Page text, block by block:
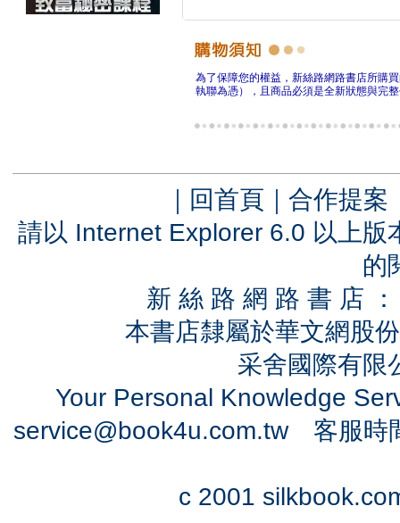
為了保障您的權益，新絲路網路書店所購
執聯為憑），且商品必須是全新狀態與完
｜ 回首頁 ｜ 合作提案
請以 Internet Explorer 6.0 以上
的
新 絲 路 網 路 書 店
本書店隸屬於華文網股
采舍國際有
Your Personal Knowledge
service@book4u.com.tw客服時
c 2001